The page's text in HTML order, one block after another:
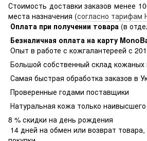
Стоимость доставки заказов менее
места назначения (согласно тарифам
Оплата при получении товара (в
Безналичная оплата на карту
Опыт в работе с кожгалантереей с
Большой собственный склад кожаных
Самая быстрая обработка заказов в
Проверенные годами поставщики
Натуральная кожа только
8 % скидки на день рождения
14 дней на обмен или возврат